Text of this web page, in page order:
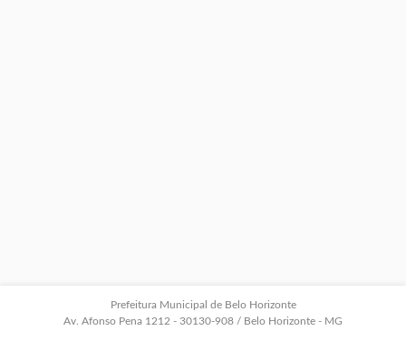
Prefeitura Municipal de Belo Horizonte
Av. Afonso Pena 1212 - 30130-908 / Belo Horizonte - MG